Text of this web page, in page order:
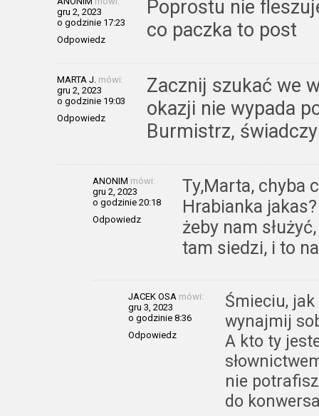
gru 2, 2023
o godzinie 17:23
Odpowiedz
Poprostu nie
co paczka to post
MARTA J. mówi:
gru 2, 2023
o godzinie 19:03
Odpowiedz
Zacznij szukać we
okazji nie wypada
Burmistrz,
ANONIM mówi:
gru 2, 2023
o godzinie 20:18
Odpowiedz
Ty,Marta, chyba
Hrabianka
żeby nam
tam siedzi, i to
JACEK OSA mówi:
gru 3, 2023
o godzinie 8:36
Odpowiedz
Śmieciu,
wynajmij
A kto ty
nie
do